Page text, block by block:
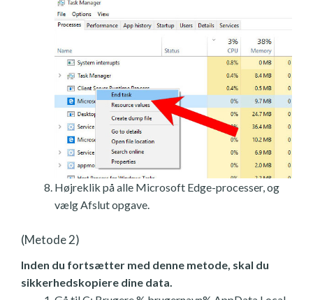
Højreklik på alle Microsoft Edge-processer, og
vælg Afslut opgave.
(Metode 2)
Inden du fortsætter med denne metode, skal du
sikkerhedskopiere dine data.